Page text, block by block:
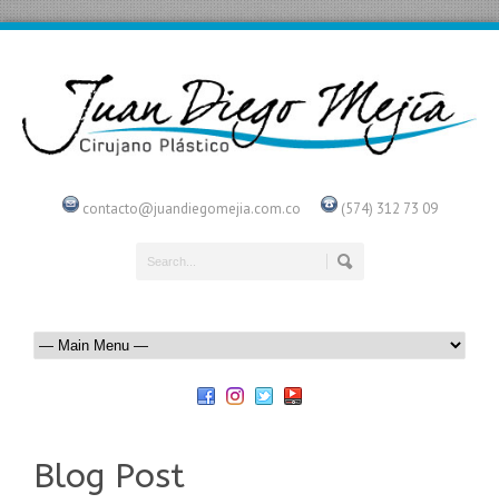
contacto@juandiegomejia.com.co (574) 312 73 09
Blog Post